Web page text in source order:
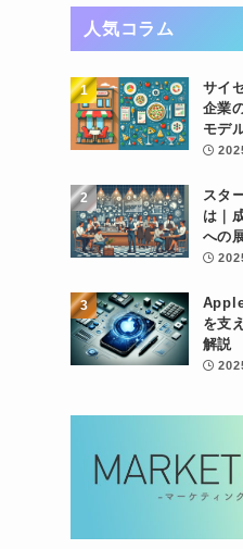
人気コラム
サイ
企業
モデ
スタ
は｜
への
を支
解説